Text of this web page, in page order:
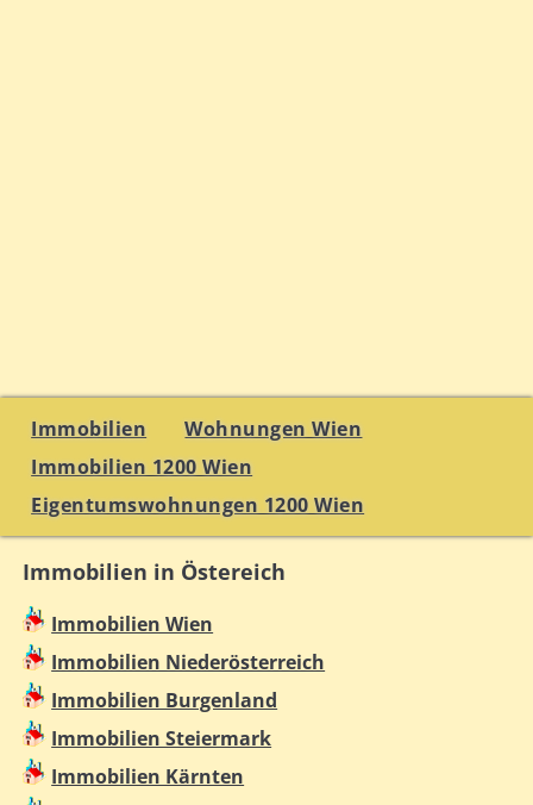
Immobilien
Wohnungen Wien
Immobilien 1200 Wien
Eigentumswohnungen 1200 Wien
Immobilien in Östereich
Immobilien Wien
Immobilien Niederösterreich
Immobilien Burgenland
Immobilien Steiermark
Immobilien Kärnten